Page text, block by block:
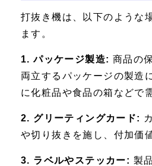
打抜き機は、以下のような
ます。
1. パッケージ製造: 商品の
両立するパッケージの製造
に化粧品や食品の箱などで
2. グリーティングカード:
や切り抜きを施し、付加価
3. ラベルやステッカー: 製